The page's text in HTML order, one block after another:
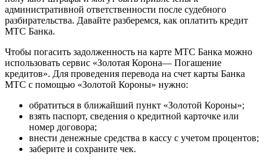
административной ответственности после судебного
разбирательства. Давайте разберемся, как оплатить кредит
МТС Банка.
Чтобы погасить задолженность на карте МТС Банка можно
использовать сервис «Золотая Корона— Погашение
кредитов». Для проведения перевода на счет карты Банка
МТС с помощью «Золотой Короны» нужно:
обратиться в ближайший пункт «Золотой Короны»;
взять паспорт, сведения о кредитной карточке или
номер договора;
внести денежные средства в кассу с учетом процентов;
заберите и сохраните чек.